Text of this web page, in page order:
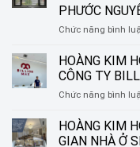
PHƯỚC
Chức năng bình
HOÀNG KIM
CÔNG TY
Chức năng bình
HOÀNG KIM
GIAN NHÀ Ở